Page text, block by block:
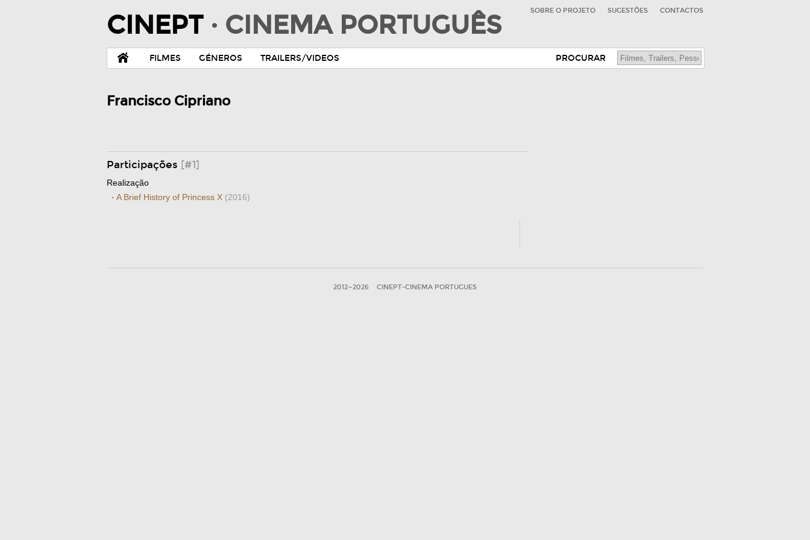
CINEPT · CINEMA PORTUGUÊS SOBRE O PROJETO SUGESTÕES CONTACTOS
FILMES GÉNEROS TRAILERS/VIDEOS PROCURAR
Francisco Cipriano
Participações [#1]
Realização
· A Brief History of Princess X (2016)
2012—2026 CINEPT-CINEMA PORTUGUES